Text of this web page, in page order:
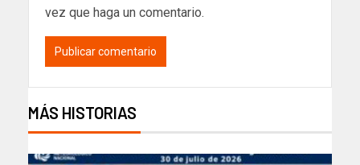
vez que haga un comentario.
MÁS HISTORIAS